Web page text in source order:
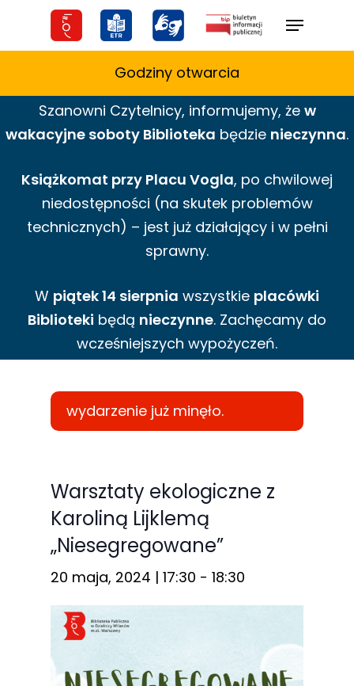
Menu
Godziny otwarcia
Szanowni Czytelnicy, informujemy, że w
wakacyjne soboty Biblioteka będzie nieczynna.
Książkomat przy Placu Vogla, po chwilowej
niedostępności (na skutek problemów
technicznych) – jest już działający i w pełni
sprawny.
W piątek 14 sierpnia wszystkie placówki
Biblioteki będą nieczynne. Zachęcamy do
wcześniejszych wypożyczeń.
wydarzenie już minęło.
Warsztaty ekologiczne z
Karoliną Lijklemą
„Niesegregowane”
20 maja, 2024 | 17:30 - 18:30
Te pliki cookie
nie są
opcjonalne. Są
one potrzebne
funkcjonowania
strony
internetowej.